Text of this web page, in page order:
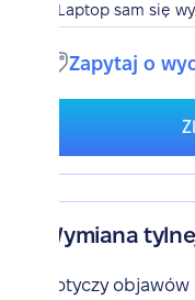
Laptop sam się
Zapytaj o
Wymiana
Dotyczy objawów